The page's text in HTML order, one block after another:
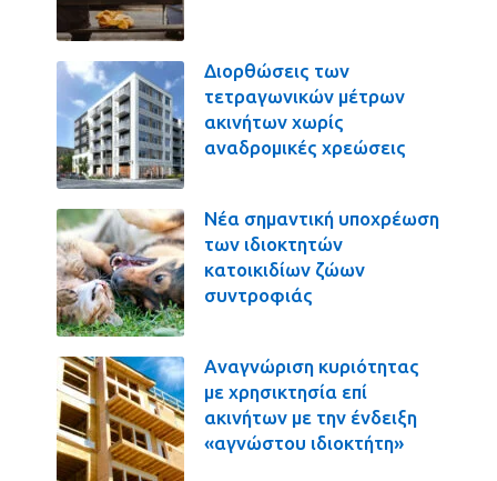
Διορθώσεις των
τετραγωνικών μέτρων
ακινήτων χωρίς
αναδρομικές χρεώσεις
Νέα σημαντική υποχρέωση
των ιδιοκτητών
κατοικιδίων ζώων
συντροφιάς
Αναγνώριση κυριότητας
με χρησικτησία επί
ακινήτων με την ένδειξη
«αγνώστου ιδιοκτήτη»